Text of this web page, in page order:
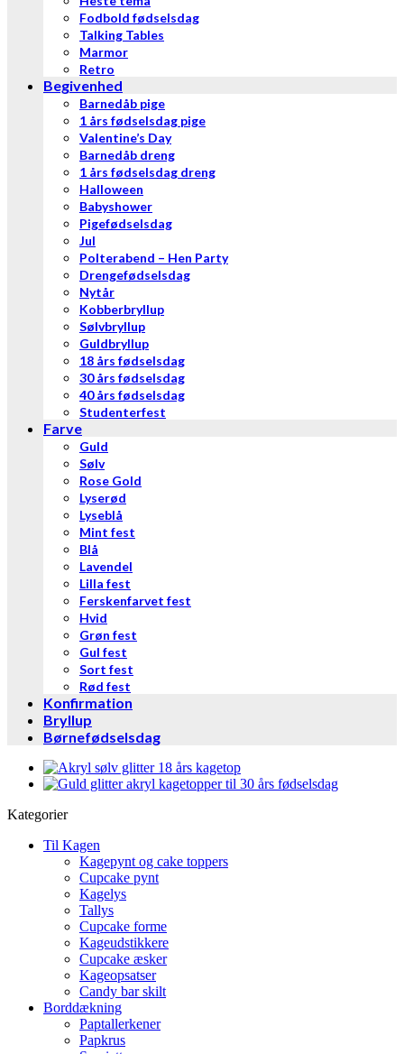
Fodbold fødselsdag
Talking Tables
Marmor
Retro
Begivenhed
Barnedåb pige
1 års fødselsdag pige
Valentine’s Day
Barnedåb dreng
1 års fødselsdag dreng
Halloween
Babyshower
Pigefødselsdag
Jul
Polterabend – Hen Party
Drengefødselsdag
Nytår
Kobberbryllup
Sølvbryllup
Guldbryllup
18 års fødselsdag
30 års fødselsdag
40 års fødselsdag
Studenterfest
Farve
Guld
Sølv
Rose Gold
Lyserød
Lyseblå
Mint fest
Blå
Lavendel
Lilla fest
Ferskenfarvet fest
Hvid
Grøn fest
Gul fest
Sort fest
Rød fest
Konfirmation
Bryllup
Børnefødselsdag
Kategorier
Til Kagen
Kagepynt og cake toppers
Cupcake pynt
Kagelys
Tallys
Cupcake forme
Kageudstikkere
Cupcake æsker
Kageopsatser
Candy bar skilt
Borddækning
Paptallerkener
Papkrus